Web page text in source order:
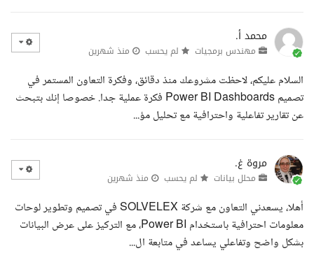
محمد أ.
مهندس برمجيات لم يحسب منذ شهرين
السلام عليكم، لاحظت مشروعك منذ دقائق، وفكرة التعاون المستمر في
تصميم Power BI Dashboards فكرة عملية جدا. خصوصا إنك بتبحث
عن تقارير تفاعلية واحترافية مع تحليل مؤ...
مروة غ.
محلل بيانات لم يحسب منذ شهرين
أهلا، يسعدني التعاون مع شركة SOLVELEX في تصميم وتطوير لوحات
معلومات احترافية باستخدام Power BI، مع التركيز على عرض البيانات
بشكل واضح وتفاعلي يساعد في متابعة ال...